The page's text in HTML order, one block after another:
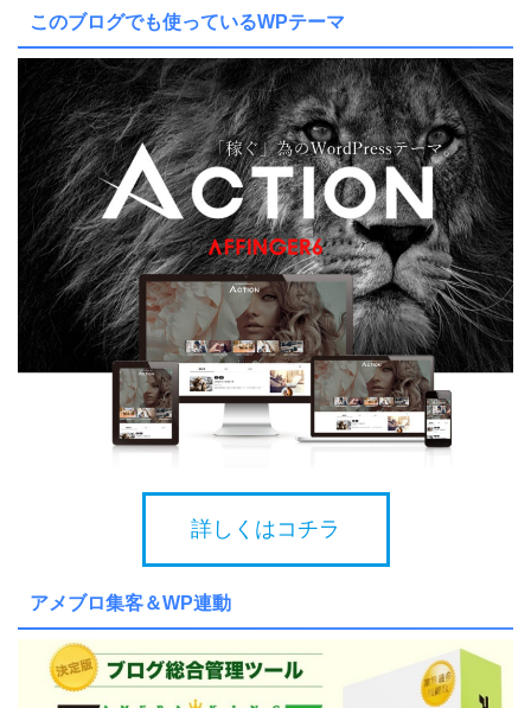
このブログでも使っているWPテーマ
詳しくはコチラ
アメブロ集客＆WP連動